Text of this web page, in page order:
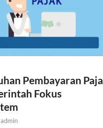
Pembayaran
Fokus
admin